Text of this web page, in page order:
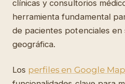
clínicas y consultorios
herramienta fundamental
de pacientes potenciales en
geográfica.
Los perfiles en Google